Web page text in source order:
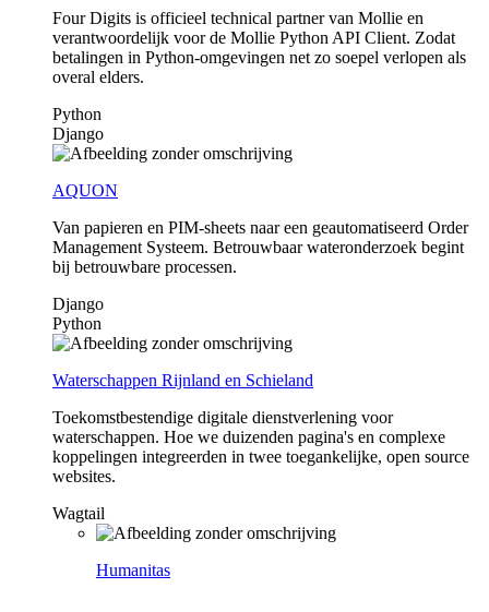
Four Digits is officieel technical partner van Mollie en
verantwoordelijk voor de Mollie Python API Client. Zodat
betalingen in Python-omgevingen net zo soepel verlopen als
overal elders.
Python
Django
AQUON
Van papieren en PIM-sheets naar een geautomatiseerd Order
Management Systeem. Betrouwbaar wateronderzoek begint
bij betrouwbare processen.
Django
Python
Waterschappen Rijnland en Schieland
Toekomstbestendige digitale dienstverlening voor
waterschappen. Hoe we duizenden pagina's en complexe
koppelingen integreerden in twee toegankelijke, open source
websites.
Wagtail
Humanitas